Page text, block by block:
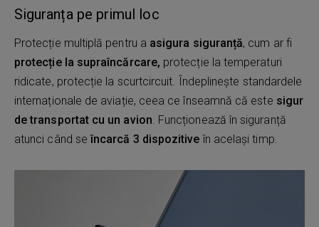
Siguranța pe primul loc
Protecție multiplă pentru a asigura siguranță, cum ar fi
protecție la supraîncărcare, protecție la temperaturi
ridicate, protecție la scurtcircuit. Îndeplinește standardele
internaționale de aviație, ceea ce înseamnă că este sigur
de transportat cu un avion. Funcționează în siguranță
atunci când seîncarcă 3 dispozitive în același timp.